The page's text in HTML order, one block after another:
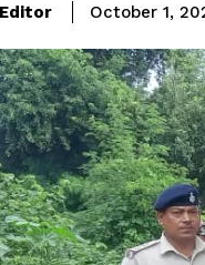
Editor October 1,